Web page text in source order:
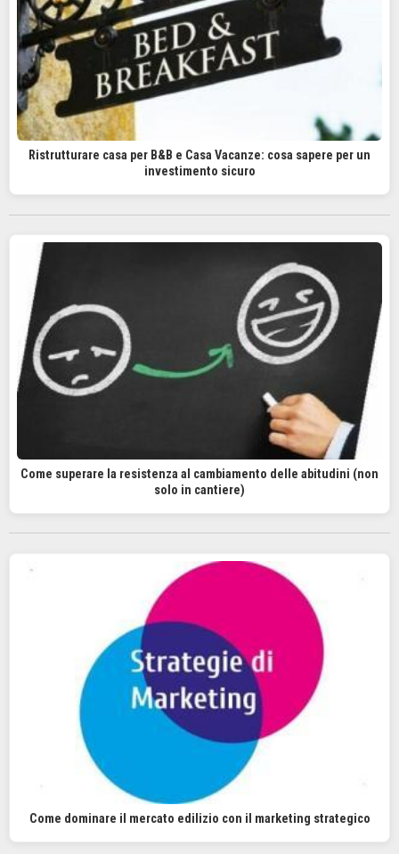
Ristrutturare casa per B&B e Casa Vacanze: cosa sapere per un
investimento sicuro
Come superare la resistenza al cambiamento delle abitudini (non
solo in cantiere)
Come dominare il mercato edilizio con il marketing strategico